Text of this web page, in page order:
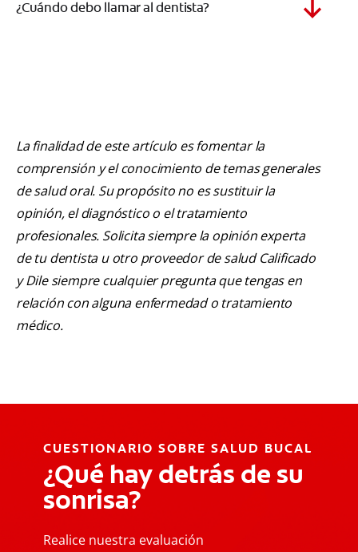
¿Cuándo debo llamar al dentista?
La finalidad de este artículo es fomentar la
comprensión y el conocimiento de temas generales
de salud oral. Su propósito no es sustituir la
opinión, el diagnóstico o el tratamiento
profesionales. Solicita siempre la opinión experta
de tu dentista u otro proveedor de salud Calificado
y Dile siempre cualquier pregunta que tengas en
relación con alguna enfermedad o tratamiento
médico.
CUESTIONARIO SOBRE SALUD BUCAL
¿Qué hay detrás de su
sonrisa?
Realice nuestra evaluación